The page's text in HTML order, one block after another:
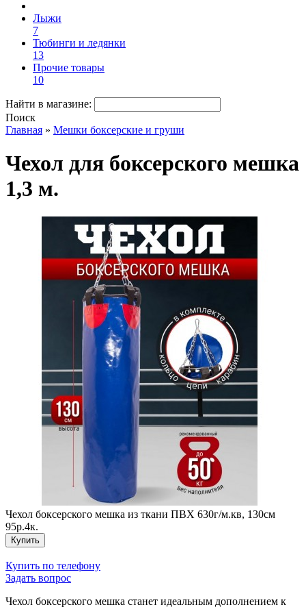
Лыжи
7
Тюбинги и ледянки
13
Прочие товары
10
Найти в магазине:
Поиск
Главная » Мешки боксерские и груши
Чехол для боксерского мешка
1,3 м.
Чехол боксерского мешка из ткани ПВХ 630г/м.кв, 130см
95р.4к.
Купить
Купить по телефону
Задать вопрос
Чехол боксерского мешка станет идеальным дополнением к